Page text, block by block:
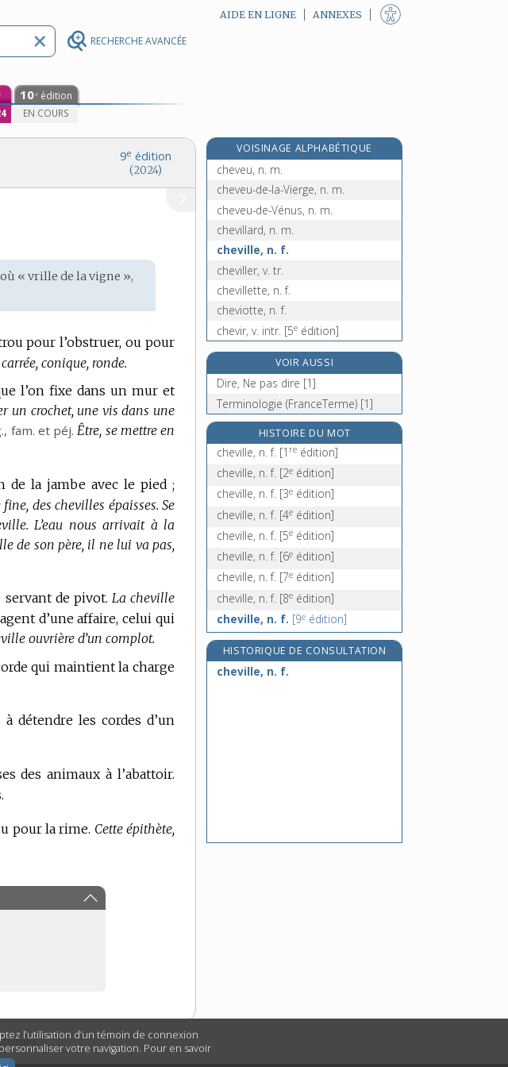
l’utilisation d’un témoin de connexion
votre navigation. Pour en savoir
RECHERCHE AVANCÉE
AIDE EN LIGNE ANNEXES
10e édition
EN COURS
9e édition
(2024)
« vrille de la vigne »,
pour l’obstruer, ou pour
conique, ronde.
l’on fixe dans un mur et
un crochet, une vis dans une
, fam. et péj. Être, se mettre en
de la jambe avec le pied ;
des chevilles épaisses. Se
L’eau nous arrivait à la
de son père, il ne lui va pas,
servant de pivot. La cheville
d’une affaire, celui qui
ouvrière d’un complot.
qui maintient la charge
détendre les cordes d’un
des animaux à l’abattoir.
pour la rime. Cette épithète,
VOISINAGE ALPHABÉTIQUE
chevêtre, n. m.
cheveu, n. m.
cheveu-de-la-Vierge, n. m.
cheveu-de-Vénus, n. m.
chevillard, n. m.
cheville, n. f.
cheviller, v. tr.
chevillette, n. f.
cheviotte, n. f.
chevir, v. intr. [5e édition]
chèvre, n. f.
chevreau, n. m.
chèvrefeuille, n. m.
chèvre-pied, adj.
chevreter, v. intr.
VOIR AUSSI
Dire, Ne pas dire [1]
Terminologie (FranceTerme) [1]
HISTOIRE DU MOT
cheville, n. f. [1 re édition]
cheville, n. f. [2e édition]
cheville, n. f. [3e édition]
cheville, n. f. [4e édition]
cheville, n. f. [5e édition]
cheville, n. f. [6e édition]
cheville, n. f. [7e édition]
cheville, n. f. [8e édition]
cheville, n. f. [9e édition]
HISTORIQUE DE CONSULTATION
cheville, n. f.